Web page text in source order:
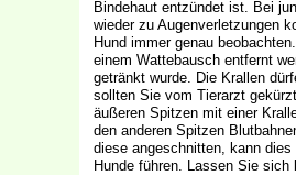
Bindehaut entzündet ist. Bei
wieder zu Augenverletzungen
Hund immer genau
einem Wattebausch entfernt
getränkt wurde. Die Krallen
sollten Sie vom Tierarzt
äußeren Spitzen mit einer
den anderen Spitzen
diese angeschnitten, kann
Hunde führen. Lassen Sie sich